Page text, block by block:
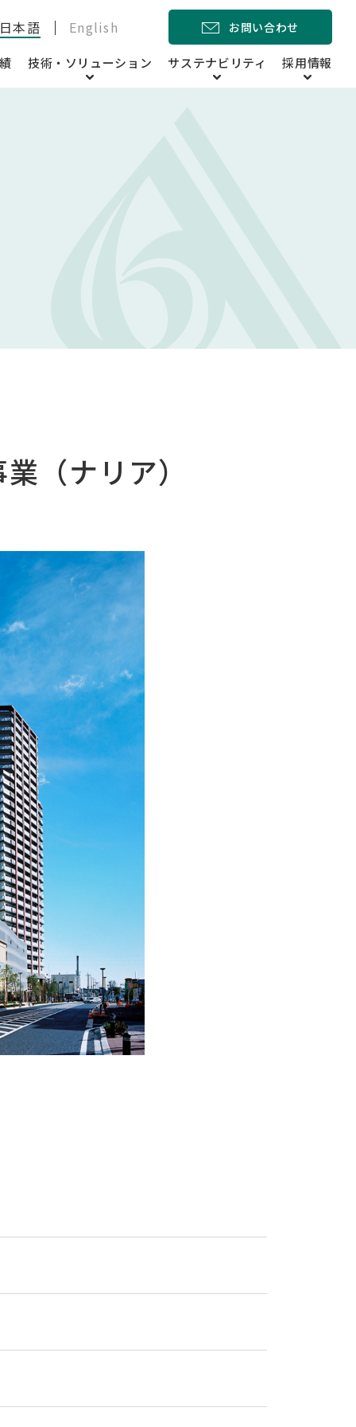
日本語 English
技術・ソリューション サステナビリティ 採用情報
お問い合わせ
（ナリア）